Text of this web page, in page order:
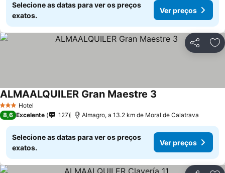
Selecione as datas para ver os preços
exatos.
Ver preços
Partilhar
3 EstrelasHotel
ALMAALQUILER Gran Maestre 3
8,6 Excelente 127 Almagro, a 13.2 km de Moral de Calatrava
Selecione as datas para ver os preços
exatos.
Ver preços